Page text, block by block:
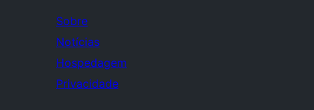
Sobre
Notícias
Hospedagem
Privacidade